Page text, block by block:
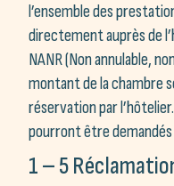
l’ensemble des
directement auprès de
NANR (Non annulable,
montant de la chambre
réservation par
pourront être
1 – 5